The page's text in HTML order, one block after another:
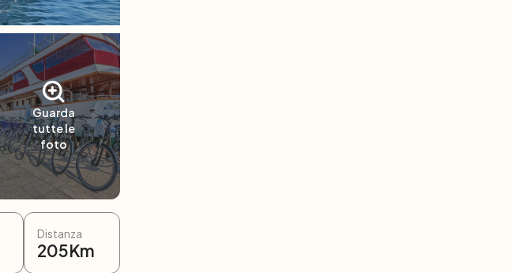
Guarda
tutte le
foto
Distanza
205Km